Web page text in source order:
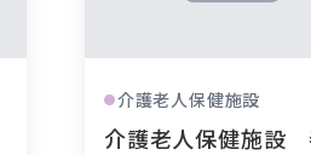
●介護老人保健施設
介護老人保健施設